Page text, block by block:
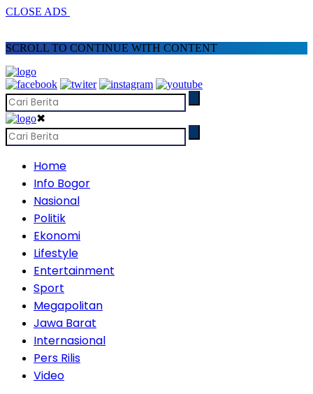
CLOSE ADS
SCROLL TO CONTINUE WITH CONTENT
✖
Home
Info Bogor
Nasional
Politik
Ekonomi
Lifestyle
Entertainment
Sport
Megapolitan
Jawa Barat
Internasional
Pers Rilis
Video